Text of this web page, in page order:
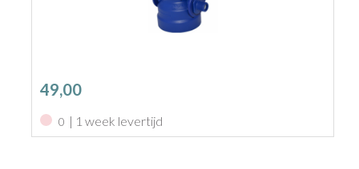
49,00
0 | 1 week levertijd